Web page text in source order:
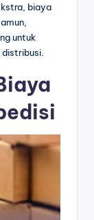
biaya
untuk